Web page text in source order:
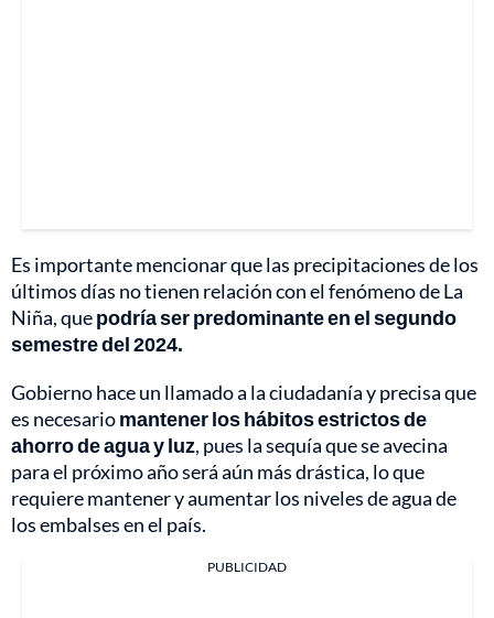
Es importante mencionar que las precipitaciones de los
últimos días no tienen relación con el fenómeno de La
Niña, quepodría ser predominante en el segundo
semestre del 2024.
Gobierno hace un llamado a la ciudadanía y precisa que
es necesariomantener los hábitos estrictos de
ahorro de agua y luz, pues la sequía que se avecina
para el próximo año será aún más drástica, lo que
requiere mantener y aumentar los niveles de agua de
los embalses en el país.
PUBLICIDAD